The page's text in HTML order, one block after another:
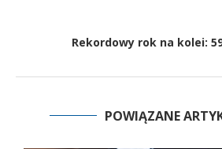
Rekordowy rok na kolei:
POWIĄZANE